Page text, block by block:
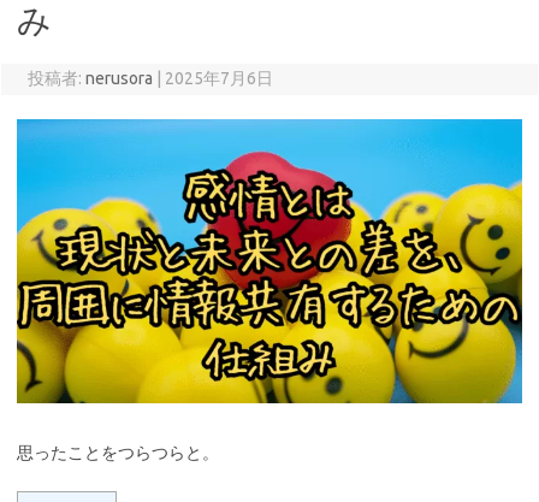
み
投稿者: nerusora 2025年7月6日
思ったことをつらつらと。